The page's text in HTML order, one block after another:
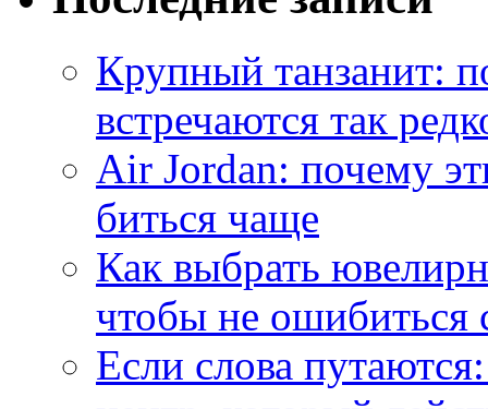
Крупный танзанит:
встречаются так
Air Jordan: почему
биться чаще
Как выбрать
чтобы не ошибиться
Если слова